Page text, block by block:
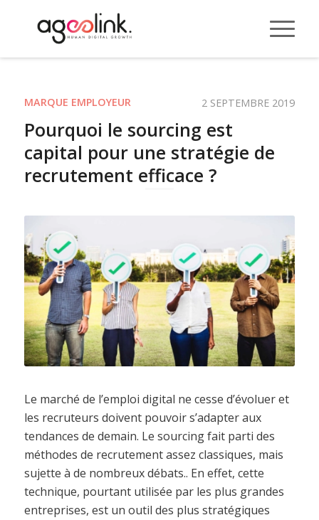
MARQUE EMPLOYEUR 2 SEPTEMBRE 2019
Pourquoi le sourcing est
capital pour une stratégie de
recrutement efficace ?
Le marché de l’emploi digital ne cesse d’évoluer et
les recruteurs doivent pouvoir s’adapter aux
tendances de demain. Le sourcing fait parti des
méthodes de recrutement assez classiques, mais
sujette à de nombreux débats.. En effet, cette
technique, pourtant utilisée par les plus grandes
entreprises, est un outil des plus stratégiques